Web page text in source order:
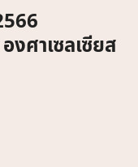
งศาเซลเซียส